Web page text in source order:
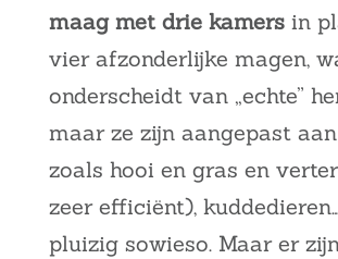
maag met drie kamersin
vier afzonderlijke magen,
onderscheidt van „echte”
maar ze zijn aangepast
zoals hooi en gras en
zeer efficiënt),
pluizig sowieso. Maar er